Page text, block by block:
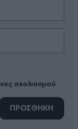
σχολιασμού
ΠΡΟΣΘΗΚΗ